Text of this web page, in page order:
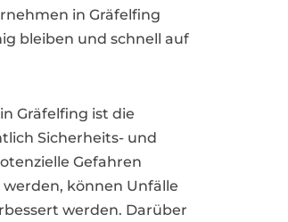
in Gräfelfing
bleiben und schnell auf
Gräfelfing ist die
Sicherheits- und
Gefahren
können Unfälle
werden. Darüber